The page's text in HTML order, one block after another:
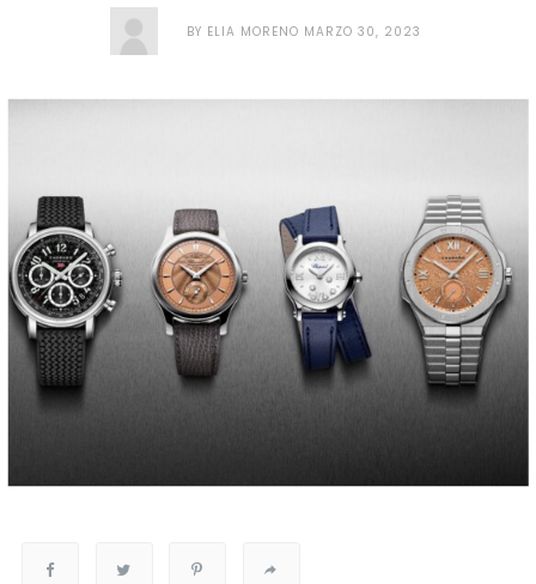
BY ELIA MORENO MARZO 30, 2023